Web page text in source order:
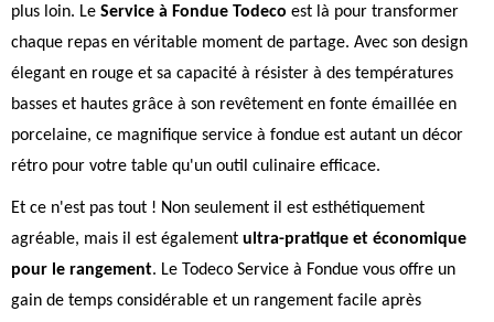
plus loin. Le Service à Fondue Todeco est là pour transformer
chaque repas en véritable moment de partage. Avec son design
élegant en rouge et sa capacité à résister à des températures
basses et hautes grâce à son revêtement en fonte émaillée en
porcelaine, ce magnifique service à fondue est autant un décor
rétro pour votre table qu'un outil culinaire efficace.
Et ce n'est pas tout ! Non seulement il est esthétiquement
agréable, mais il est également ultra-pratique et économique
pour le rangement. Le Todeco Service à Fondue vous offre un
gain de temps considérable et un rangement facile après